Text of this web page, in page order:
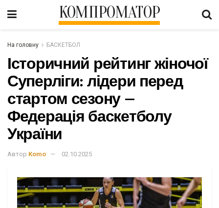
КОМПРОМАТОР
На головну БАСКЕТБОЛ
Історичний рейтинг жіночої
Суперліги: лідери перед
стартом сезону –
Федерація баскетболу
України
Автор Komo 02.10.2025